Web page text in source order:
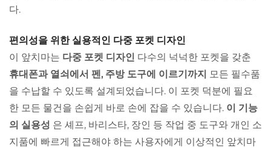
다.
편의성을 위한 실용적인 다중 포켓 디자인
이 앞치마는 다중 포켓 디자인 다수의 넉넉한 포켓을 갖춘
휴대폰과 열쇠에서 펜, 주방 도구에 이르기까지 모든 필수품
을 수납할 수 있도록 설계되었습니다. 이 포켓 덕분에 필요
한 모든 물건을 손쉽게 바로 손에 잡을 수 있습니다. 이 기능
의 실용성 은 셰프, 바리스타, 장인 등 작업 중 도구와 개인 소
지품에 빠르게 접근해야 하는 사용자에게 이상적인 앞치마